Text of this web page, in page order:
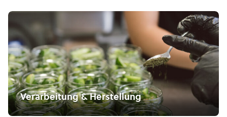
Verarbeitung & Herstellung